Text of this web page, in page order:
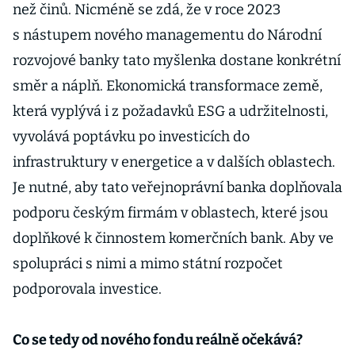
než činů. Nicméně se zdá, že v roce 2023
s nástupem nového managementu do Národní
rozvojové banky tato myšlenka dostane konkrétní
směr a náplň. Ekonomická transformace země,
která vyplývá i z požadavků ESG a udržitelnosti,
vyvolává poptávku po investicích do
infrastruktury v energetice a v dalších oblastech.
Je nutné, aby tato veřejnoprávní banka doplňovala
podporu českým firmám v oblastech, které jsou
doplňkové k činnostem komerčních bank. Aby ve
spolupráci s nimi a mimo státní rozpočet
podporovala investice.
Co se tedy od nového fondu reálně očekává?